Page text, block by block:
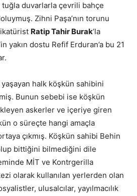
tuğla duvarlarla çevrili bahçe
Zihni Paşa’nın torunu
Ratip Tahir Burak’la
yakın dostu Refif Erduran’a bu 21
yaşayan halk köşkün sahibini
Bunun sebebi ise köşkün
askerler ve içeriye giren
o süreçte hangi amaçla
çıkmış. Köşkün sahibi Behin
bittiğini bilmediğini dile
MİT ve Kontrgerilla
olarak kullanılan yerlerden olan
ulusalcılar, yayılmacılık